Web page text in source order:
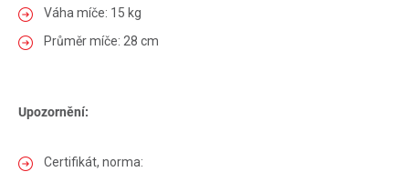
Váha míče: 15 kg
Průměr míče: 28 cm
Upozornění:
Certifikát, norma: